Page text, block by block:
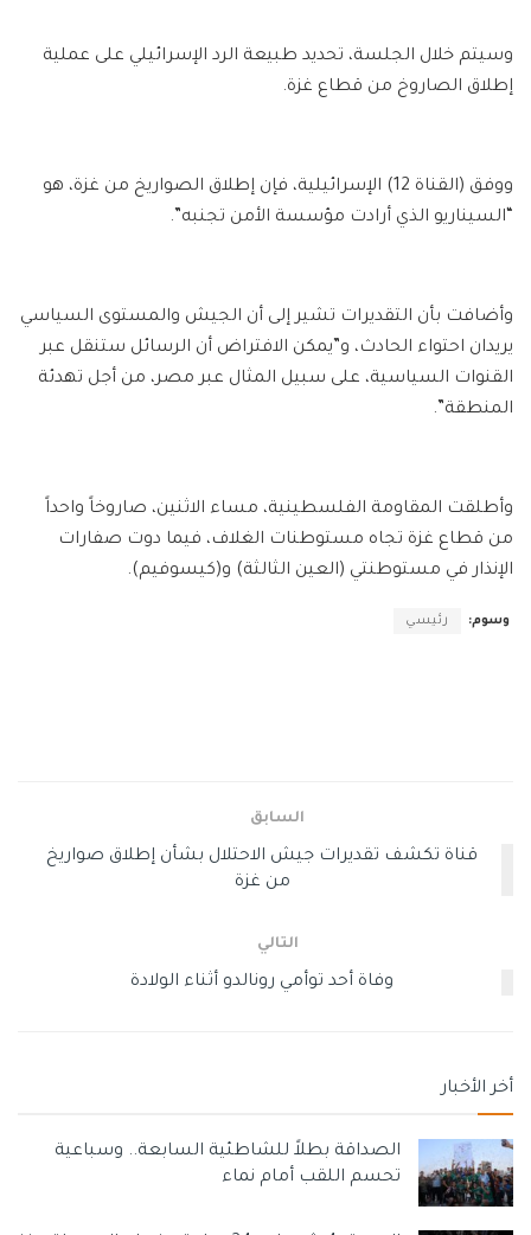
وسيتم خلال الجلسة، تحديد طبيعة الرد الإسرائيلي على عملية
إطلاق الصاروخ من قطاع غزة.
ووفق (القناة 12) الإسرائيلية، فإن إطلاق الصواريخ من غزة، هو
“السيناريو الذي أرادت مؤسسة الأمن تجنبه”.
وأضافت بأن التقديرات تشير إلى أن الجيش والمستوى السياسي
يريدان احتواء الحادث، و”يمكن الافتراض أن الرسائل ستنقل عبر
القنوات السياسية، على سبيل المثال عبر مصر، من أجل تهدئة
المنطقة”.
وأطلقت المقاومة الفلسطينية، مساء الاثنين، صاروخاً واحداً
من قطاع غزة تجاه مستوطنات الغلاف، فيما دوت صفارات
الإنذار في مستوطنتي (العين الثالثة) و(كيسوفيم).
وسوم: رئيسي
السابق
قناة تكشف تقديرات جيش الاحتلال بشأن إطلاق صواريخ
من غزة
التالي
وفاة أحد توأمي رونالدو أثناء الولادة
أخر الأخبار
الصداقة بطلاً للشاطئية السابعة.. وسباعية
تحسم اللقب أمام نماء